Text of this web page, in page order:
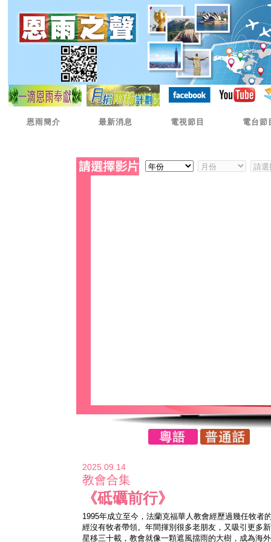
恩雨簡介 最新消息 電視節目 電台節
2025.09.14
教會合集
《砥礪前行》
1995年成立至今，法蘭克福華人教會經歷過幾任牧者
經沒有牧者帶領。年間揮別很多老朋友，又吸引更多
星移三十載，教會就像一顆遮風擋雨的大樹，成為海